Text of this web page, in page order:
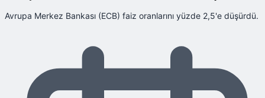
Avrupa Merkez Bankası (ECB) faiz oranlarını yüzde 2,5'e düşürdü.